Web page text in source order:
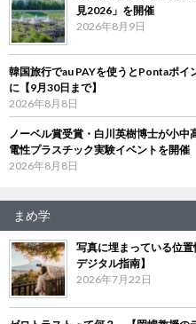
見2026」を開催
2026年8月9日
韓国旅行でau PAYを使うとPontaポ
に【9月30日まで】
2026年8月8日
ノーベル賞受賞・白川英樹博士が小
電性プラスチック実験イベントを開催
2026年8月8日
まめ学
写真に埋まっている位
デジタル指南】
2026年7月22日